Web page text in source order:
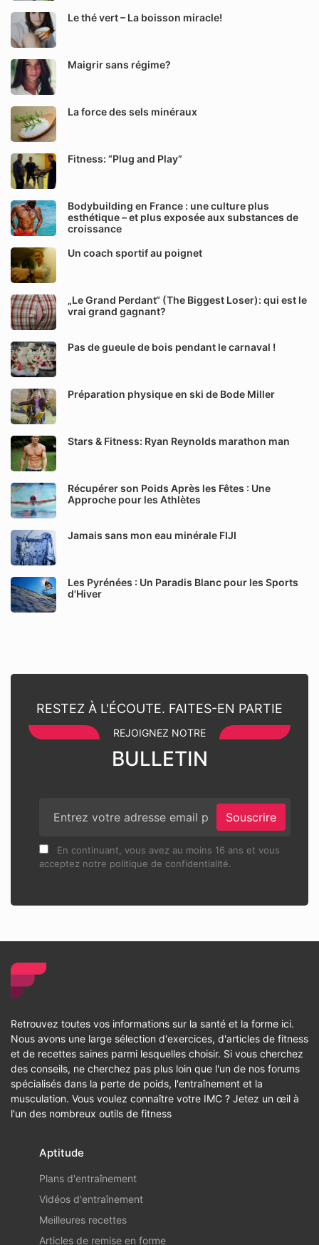
Le thé vert – La boisson miracle!
Maigrir sans régime?
La force des sels minéraux
Fitness: “Plug and Play”
Bodybuilding en France : une culture plus
esthétique – et plus exposée aux substances de
croissance
Un coach sportif au poignet
„Le Grand Perdant“ (The Biggest Loser): qui est le
vrai grand gagnant?
Pas de gueule de bois pendant le carnaval !
Préparation physique en ski de Bode Miller
Stars & Fitness: Ryan Reynolds marathon man
Récupérer son Poids Après les Fêtes : Une
Approche pour les Athlètes
Jamais sans mon eau minérale FIJI
Les Pyrénées : Un Paradis Blanc pour les Sports
d'Hiver
RESTEZ À L'ÉCOUTE. FAITES-EN PARTIE
REJOIGNEZ NOTRE
BULLETIN
Souscrire
En continuant, vous avez au moins 16 ans et vous
acceptez notre politique de confidentialité.
Retrouvez toutes vos informations sur la santé et la forme ici.
Nous avons une large sélection d'exercices, d'articles de fitness
et de recettes saines parmi lesquelles choisir. Si vous cherchez
des conseils, ne cherchez pas plus loin que l'un de nos forums
spécialisés dans la perte de poids, l'entraînement et la
musculation. Vous voulez connaître votre IMC ? Jetez un œil à
l'un des nombreux outils de fitness
Aptitude
Plans d'entraînement
Vidéos d'entraînement
Meilleures recettes
Articles de remise en forme